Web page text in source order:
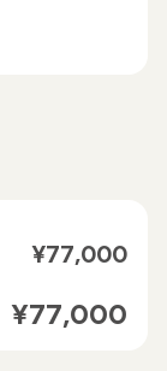
¥77,000
¥77,000